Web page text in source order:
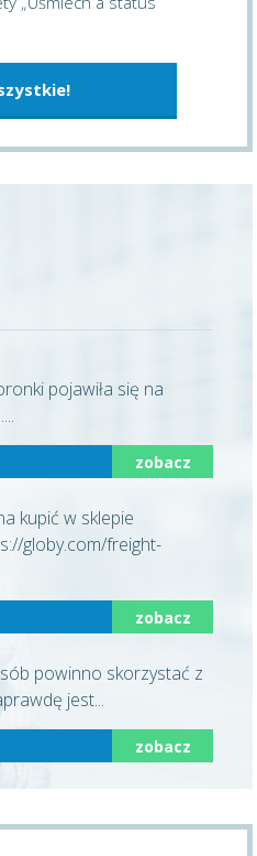
pojawiła się na
zobacz
kupić w sklepie
globy.com/freight-
zobacz
powinno skorzystać z
jest...
zobacz